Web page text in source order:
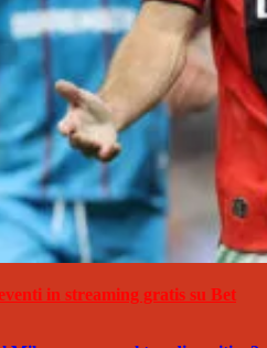
in streaming gratis su Bet